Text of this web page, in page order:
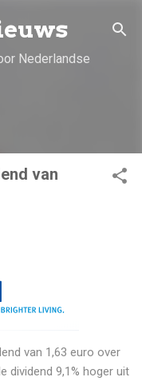
Nederlandse
van
van 1,63 euro over
dividend 9,1% hoger uit